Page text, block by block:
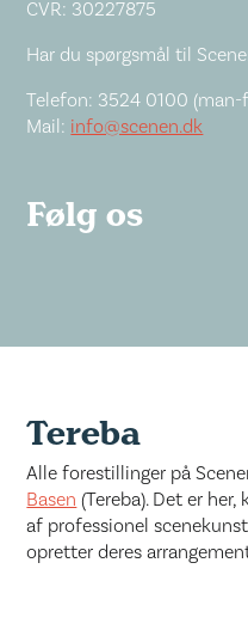
CVR: 30227875
Har du spørgsmål til
Telefon: 3524 0100 (man-
Mail: info@scenen.dk
Følg os
Tereba
Alle forestillinger på
Basen (Tereba). Det er
af professionel
opretter deres